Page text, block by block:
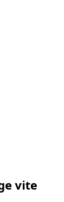
vite